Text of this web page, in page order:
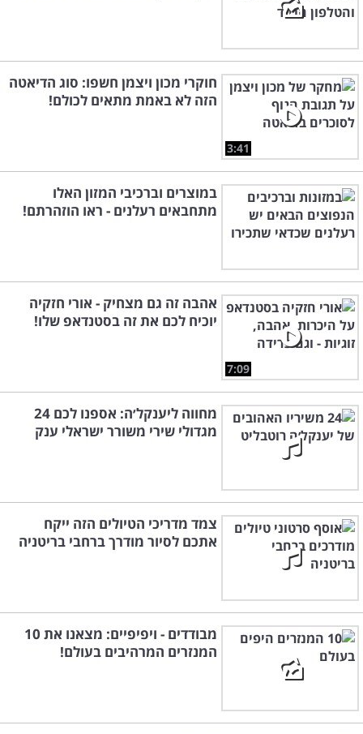
3:41
חוקרי מכון ויצמן חשפו: סוג הדיאטה
הזה לא באמת מתאים לכולם!
במוצרים וברכיבי המזון האלו
מתחבאים רעלנים - ראו הוזהרתם!
7:09
אהבה זה גם מצחיק - אורי חזקיה
יוכיח לכם את זה בסטנדאפ שלו!
מחווה ליענקל׳ה: אספנו לכם 24
מגדולי שירי משורר ישראלי ענק
צמד מדריכי הטיולים הזה ייקח
אתכם לסיור מודרך ברחבי בריטניה
מבודדים - ויפיפיים: מצאנו את 10
המנזרים המרהיבים בעולם!